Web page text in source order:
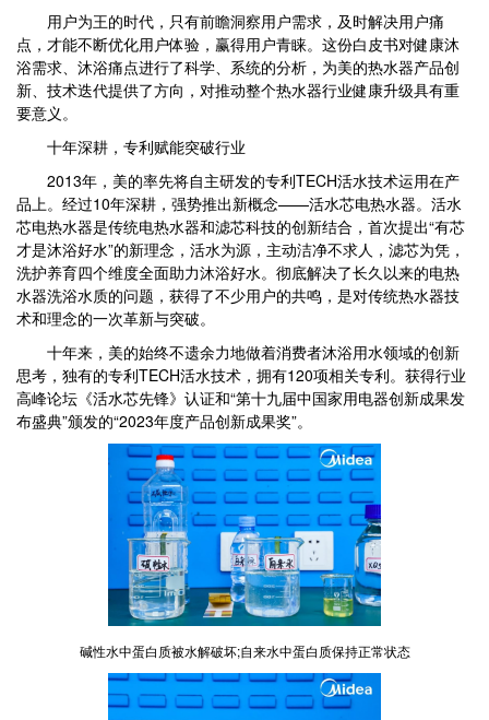
用户为王的时代，只有前瞻洞察用户需求，及时解决用户痛
点，才能不断优化用户体验，赢得用户青睐。这份白皮书对健康沐
浴需求、沐浴痛点进行了科学、系统的分析，为美的热水器产品创
新、技术迭代提供了方向，对推动整个热水器行业健康升级具有重
要意义。
十年深耕，专利赋能突破行业
2013年，美的率先将自主研发的专利TECH活水技术运用在产
品上。经过10年深耕，强势推出新概念——活水芯电热水器。活水
芯电热水器是传统电热水器和滤芯科技的创新结合，首次提出“有芯
才是沐浴好水”的新理念，活水为源，主动洁净不求人，滤芯为凭，
洗护养育四个维度全面助力沐浴好水。彻底解决了长久以来的电热
水器洗浴水质的问题，获得了不少用户的共鸣，是对传统热水器技
术和理念的一次革新与突破。
十年来，美的始终不遗余力地做着消费者沐浴用水领域的创新
思考，独有的专利TECH活水技术，拥有120项相关专利。获得行业
高峰论坛《活水芯先锋》认证和“第十九届中国家用电器创新成果发
布盛典”颁发的“2023年度产品创新成果奖”。
碱性水中蛋白质被水解破坏;自来水中蛋白质保持正常状态